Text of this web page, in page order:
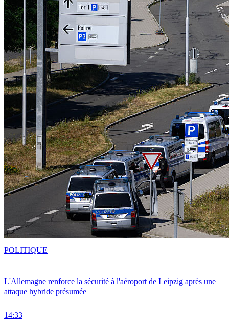
L'Allemagne renforce la sécurité à l'aéroport de Leipzig après une
attaque hybride présumée
14:33
POLITIQUE